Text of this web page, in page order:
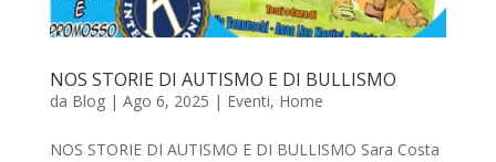
NOS STORIE DI AUTISMO E DI BULLISMO
da Blog| Ago 6, 2025 | Eventi, Home
NOS STORIE DI AUTISMO E DI BULLISMO Sara Costa